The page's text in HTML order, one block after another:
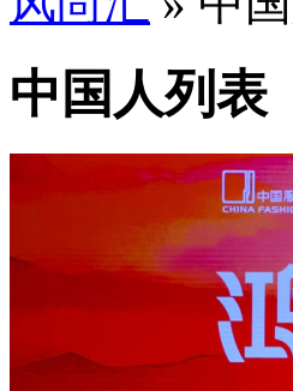
中国人列表